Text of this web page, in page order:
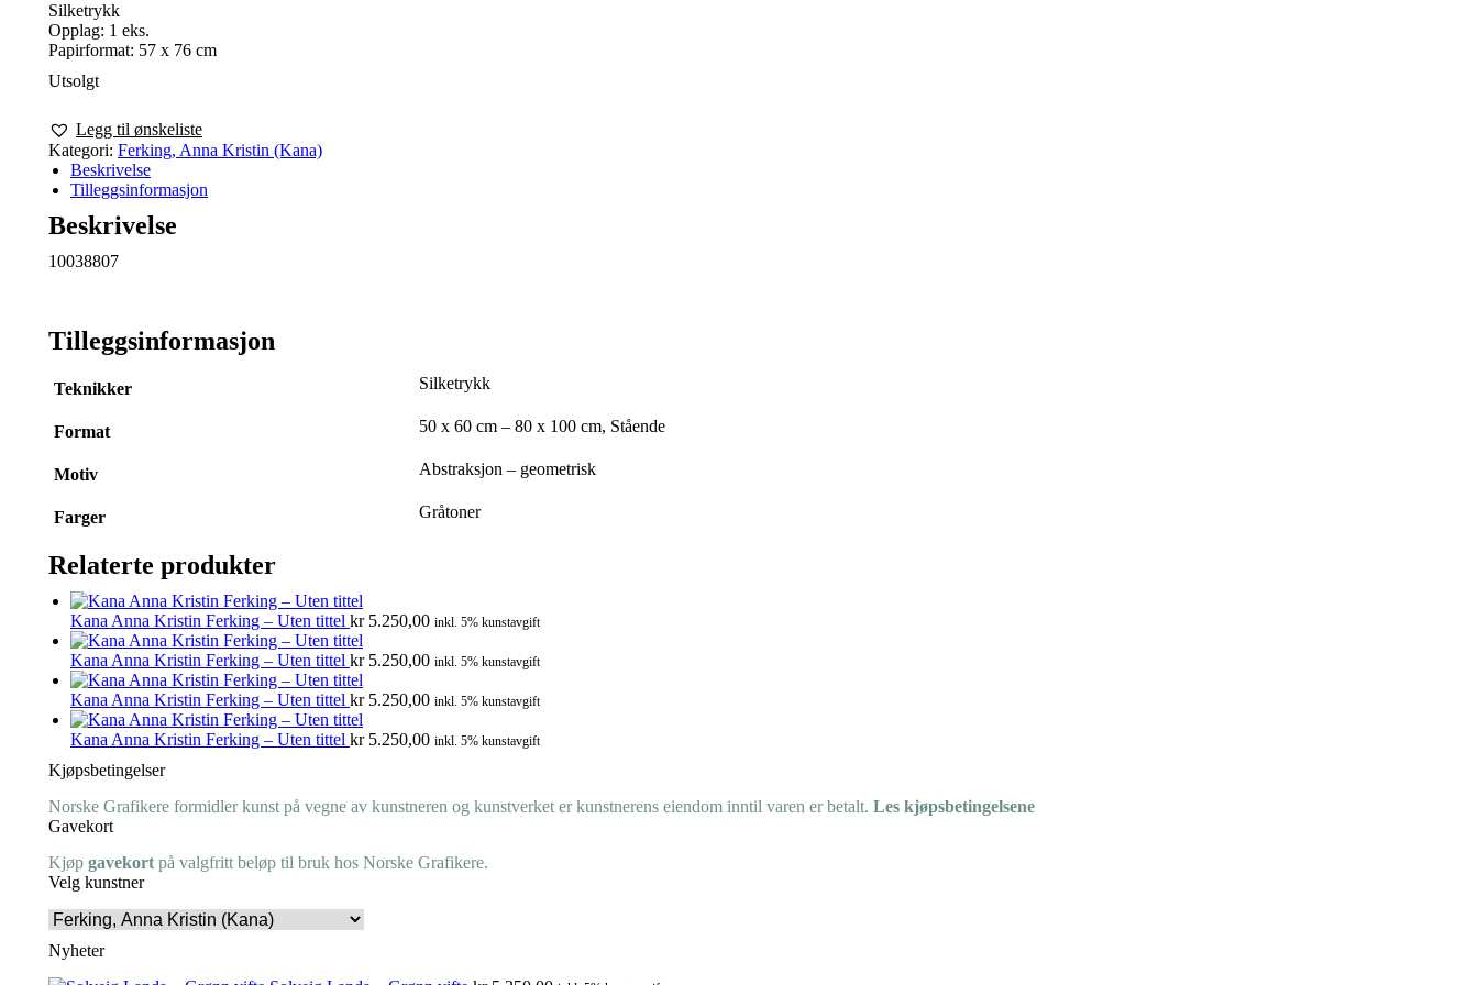
Silketrykk
Opplag: 1 eks.
Papirformat: 57 x 76 cm
Utsolgt
Legg til ønskeliste
Kategori: Ferking, Anna Kristin (Kana)
Beskrivelse
Tilleggsinformasjon
Beskrivelse
10038807
Tilleggsinformasjon
Teknikker Silketrykk
Format 50 x 60 cm – 80 x 100 cm, Stående
Motiv Abstraksjon – geometrisk
Farger Gråtoner
Relaterte produkter
Kana Anna Kristin Ferking – Uten tittel kr5.250,00 inkl. 5% kunstavgift
Kana Anna Kristin Ferking – Uten tittel kr5.250,00 inkl. 5% kunstavgift
Kana Anna Kristin Ferking – Uten tittel kr5.250,00 inkl. 5% kunstavgift
Kana Anna Kristin Ferking – Uten tittel kr5.250,00 inkl. 5% kunstavgift
Kjøpsbetingelser
Norske Grafikere formidler kunst på vegne av kunstneren og kunstverket er kunstnerens eiendom inntil varen er betalt. Les kjøpsbetingelsene
Gavekort
Kjøp gavekort på valgfritt beløp til bruk hos Norske Grafikere.
Velg kunstner
Nyheter